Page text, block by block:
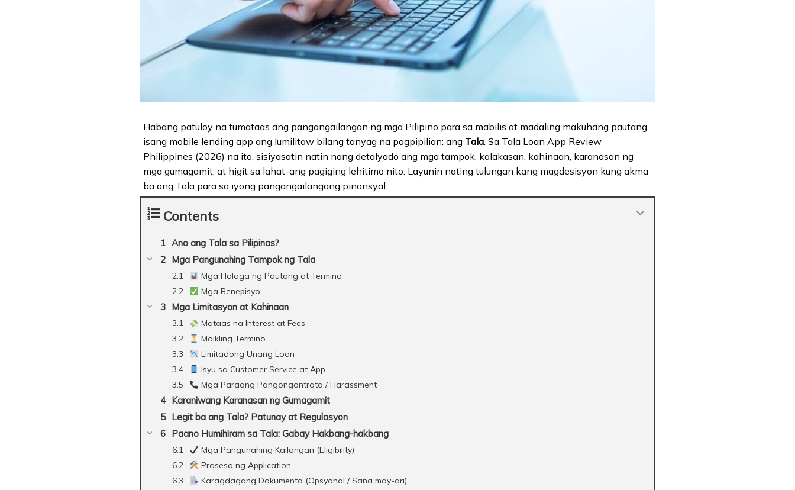
Habang patuloy na tumataas ang pangangailangan ng mga Pilipino para sa mabilis at madaling makuhang pautang,
isang mobile lending app ang lumilitaw bilang tanyag na pagpipilian: ang Tala. Sa Tala Loan App Review
Philippines (2026) na ito, sisiyasatin natin nang detalyado ang mga tampok, kalakasan, kahinaan, karanasan ng
mga gumagamit, at higit sa lahat-ang pagiging lehitimo nito. Layunin nating tulungan kang magdesisyon kung akma
ba ang Tala para sa iyong pangangailangang pinansyal.
Contents
Ano ang Tala sa Pilipinas?
Mga Pangunahing Tampok ng Tala
Mga Halaga ng Pautang at Termino
Mga Benepisyo
Mga Limitasyon at Kahinaan
Mataas na Interest at Fees
Maikling Termino
Limitadong Unang Loan
Isyu sa Customer Service at App
Mga Paraang Pangongontrata / Harassment
Karaniwang Karanasan ng Gumagamit
Legit ba ang Tala? Patunay at Regulasyon
Paano Humihiram sa Tala: Gabay Hakbang-hakbang
Mga Pangunahing Kailangan (Eligibility)
Proseso ng Application
Karagdagang Dokumento (Opsyonal / Sana may-ari)